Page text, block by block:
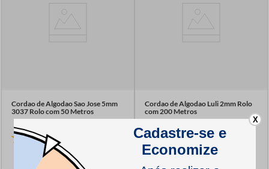
Cordao de Algodao Sao Jose 5mm
3037 Rolo com 50 Metros
65
Cordao de Algodao Luli 2mm Rolo
com 200 Metros
Indisponível
X